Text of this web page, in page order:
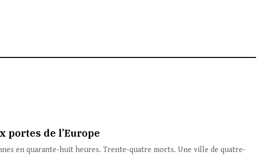
portes de l’Europe
en quarante-huit heures. Trente-quatre morts. Une ville de quatre-